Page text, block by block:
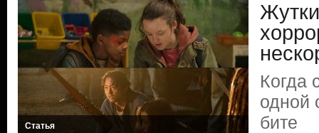
Статья
Когда
одной
бите